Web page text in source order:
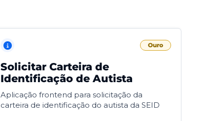
Ouro
Solicitar Carteira de
Identificação de Autista
Aplicação frontend para solicitação da
carteira de identificação do autista da SEID